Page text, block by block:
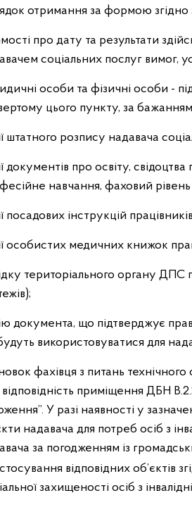
отримання за формою згідно
про дату та результати
соціальних послуг вимог,
особи та фізичні особи -
цього пункту, за
штатного розпису надавача
документів про освіту,
навчання, фаховий рівень
посадових інструкцій
особистих медичних книжок
територіального органу ДПС
документа, що підтверджує
використовуватися для
фахівця з питань
приміщення ДБН
У разі наявності у
надавача для потреб осіб з
за погодженням із
відповідних об’єктів
захищеності осіб з